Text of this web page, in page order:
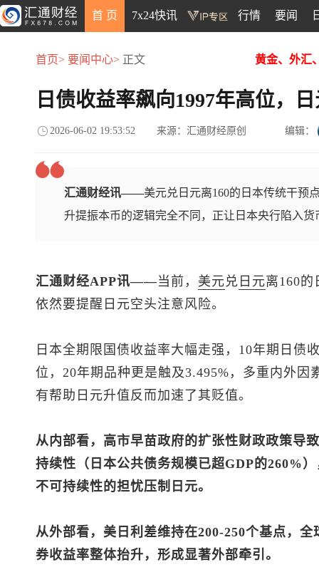
首 页 7x24快讯 行情 要闻
首页> 要闻中心> 正文 黄金、外汇
日债收益率飙向1997年高位，
2026-06-02 19:53:52 来源：汇通财经原创 编辑：
汇通财经讯——美元兑日元离160的日本传统干预
升提振本币的逻辑完全不同，正让日本央行陷入
汇通财经APP讯——当前， 美元兑 日元离160的
依然要提醒日元空头注意风险。
日本全期限国债收益率大幅走强，10年期日债
位，20年期品种更是触及3.495%，多重内外
有帮助日元升值反而加速了其贬值。
从内部看，高市早苗政府的扩张性财政政策导
持续性（日本公共债务规模已超GDP的260%
不可持续性的担忧压制日元。
从外部看，美日利差维持在200-250个基点，
券收益率整体抬升，形成显著外部牵引。